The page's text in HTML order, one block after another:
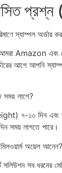
স্যাম্পল অর্ডার
Amazon এবং
আগে আপনি
সময় লাগে?
৭-১০ দিন
সময় লাগতে পারে।
অয়েল আনেন?
সব ধরনের